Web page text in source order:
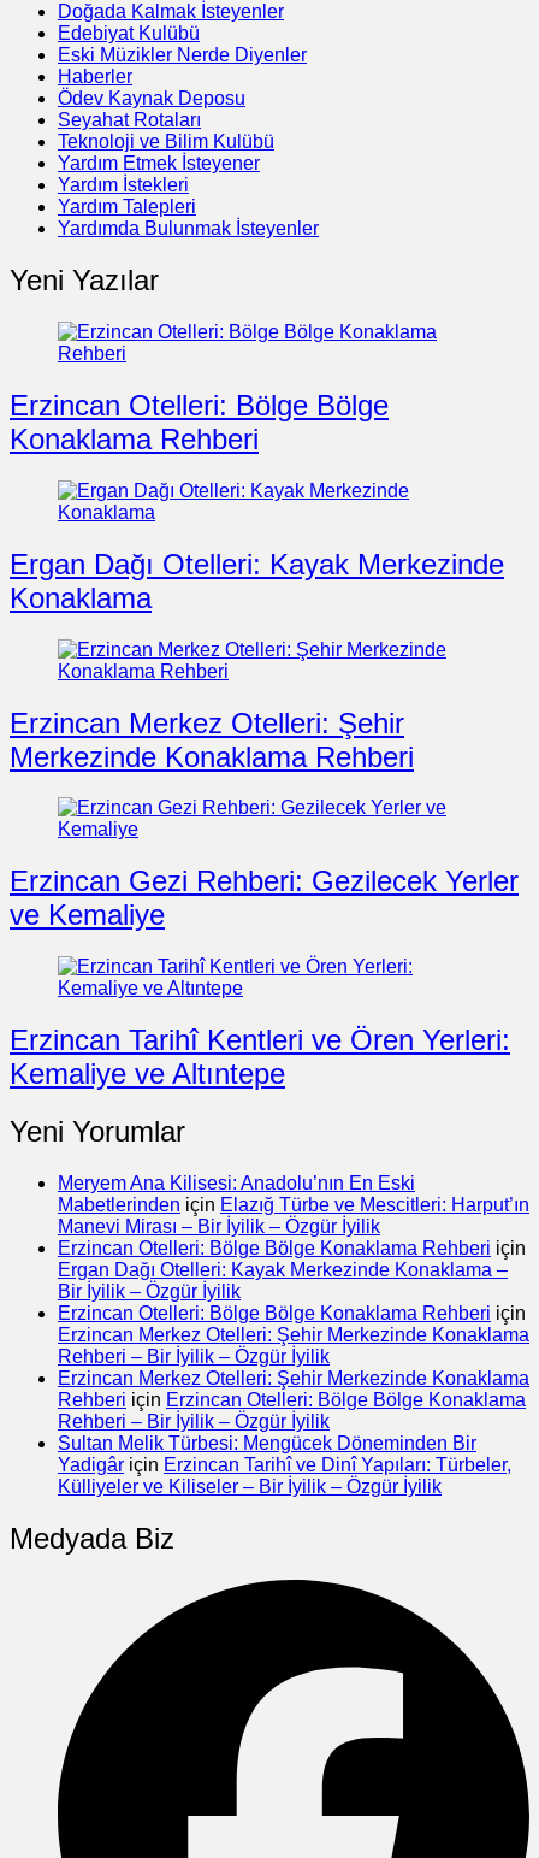
Doğada Kalmak İsteyenler
Edebiyat Kulübü
Eski Müzikler Nerde Diyenler
Haberler
Ödev Kaynak Deposu
Seyahat Rotaları
Teknoloji ve Bilim Kulübü
Yardım Etmek İsteyener
Yardım İstekleri
Yardım Talepleri
Yardımda Bulunmak İsteyenler
Yeni Yazılar
Erzincan Otelleri: Bölge Bölge
Konaklama Rehberi
Ergan Dağı Otelleri: Kayak Merkezinde
Konaklama
Erzincan Merkez Otelleri: Şehir
Merkezinde Konaklama Rehberi
Erzincan Gezi Rehberi: Gezilecek Yerler
ve Kemaliye
Erzincan Tarihî Kentleri ve Ören Yerleri:
Kemaliye ve Altıntepe
Yeni Yorumlar
Meryem Ana Kilisesi: Anadolu’nın En Eski
Mabetlerinden için Elazığ Türbe ve Mescitleri: Harput’ın
Manevi Mirası – Bir İyilik – Özgür İyilik
Erzincan Otelleri: Bölge Bölge Konaklama Rehberi için
Ergan Dağı Otelleri: Kayak Merkezinde Konaklama –
Bir İyilik – Özgür İyilik
Erzincan Otelleri: Bölge Bölge Konaklama Rehberi için
Erzincan Merkez Otelleri: Şehir Merkezinde Konaklama
Rehberi – Bir İyilik – Özgür İyilik
Erzincan Merkez Otelleri: Şehir Merkezinde Konaklama
Rehberi için Erzincan Otelleri: Bölge Bölge Konaklama
Rehberi – Bir İyilik – Özgür İyilik
Sultan Melik Türbesi: Mengücek Döneminden Bir
Yadigâr için Erzincan Tarihî ve Dinî Yapıları: Türbeler,
Külliyeler ve Kiliseler – Bir İyilik – Özgür İyilik
Medyada Biz